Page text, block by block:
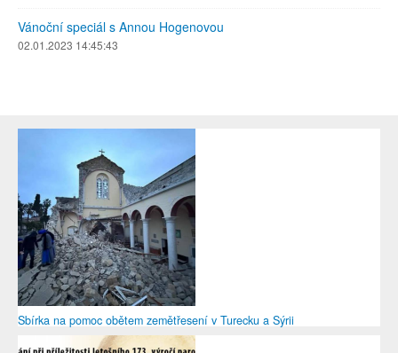
Vánoční speciál s Annou Hogenovou
02.01.2023 14:45:43
Sbírka na pomoc obětem zemětřesení v Turecku a Sýrii